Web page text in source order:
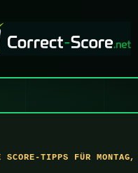
SCORE-TIPPS FÜR